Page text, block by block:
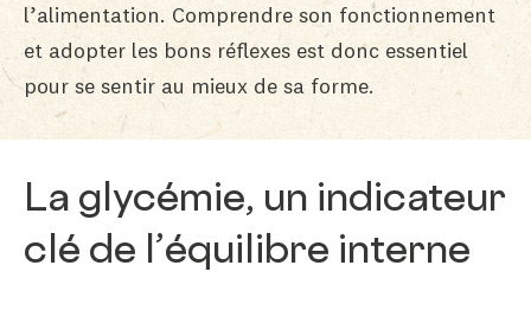
l’alimentation. Comprendre son fonctionnement
et adopter les bons réflexes est donc essentiel
pour se sentir au mieux de sa forme.
La glycémie, un indicateur
clé de l’équilibre interne